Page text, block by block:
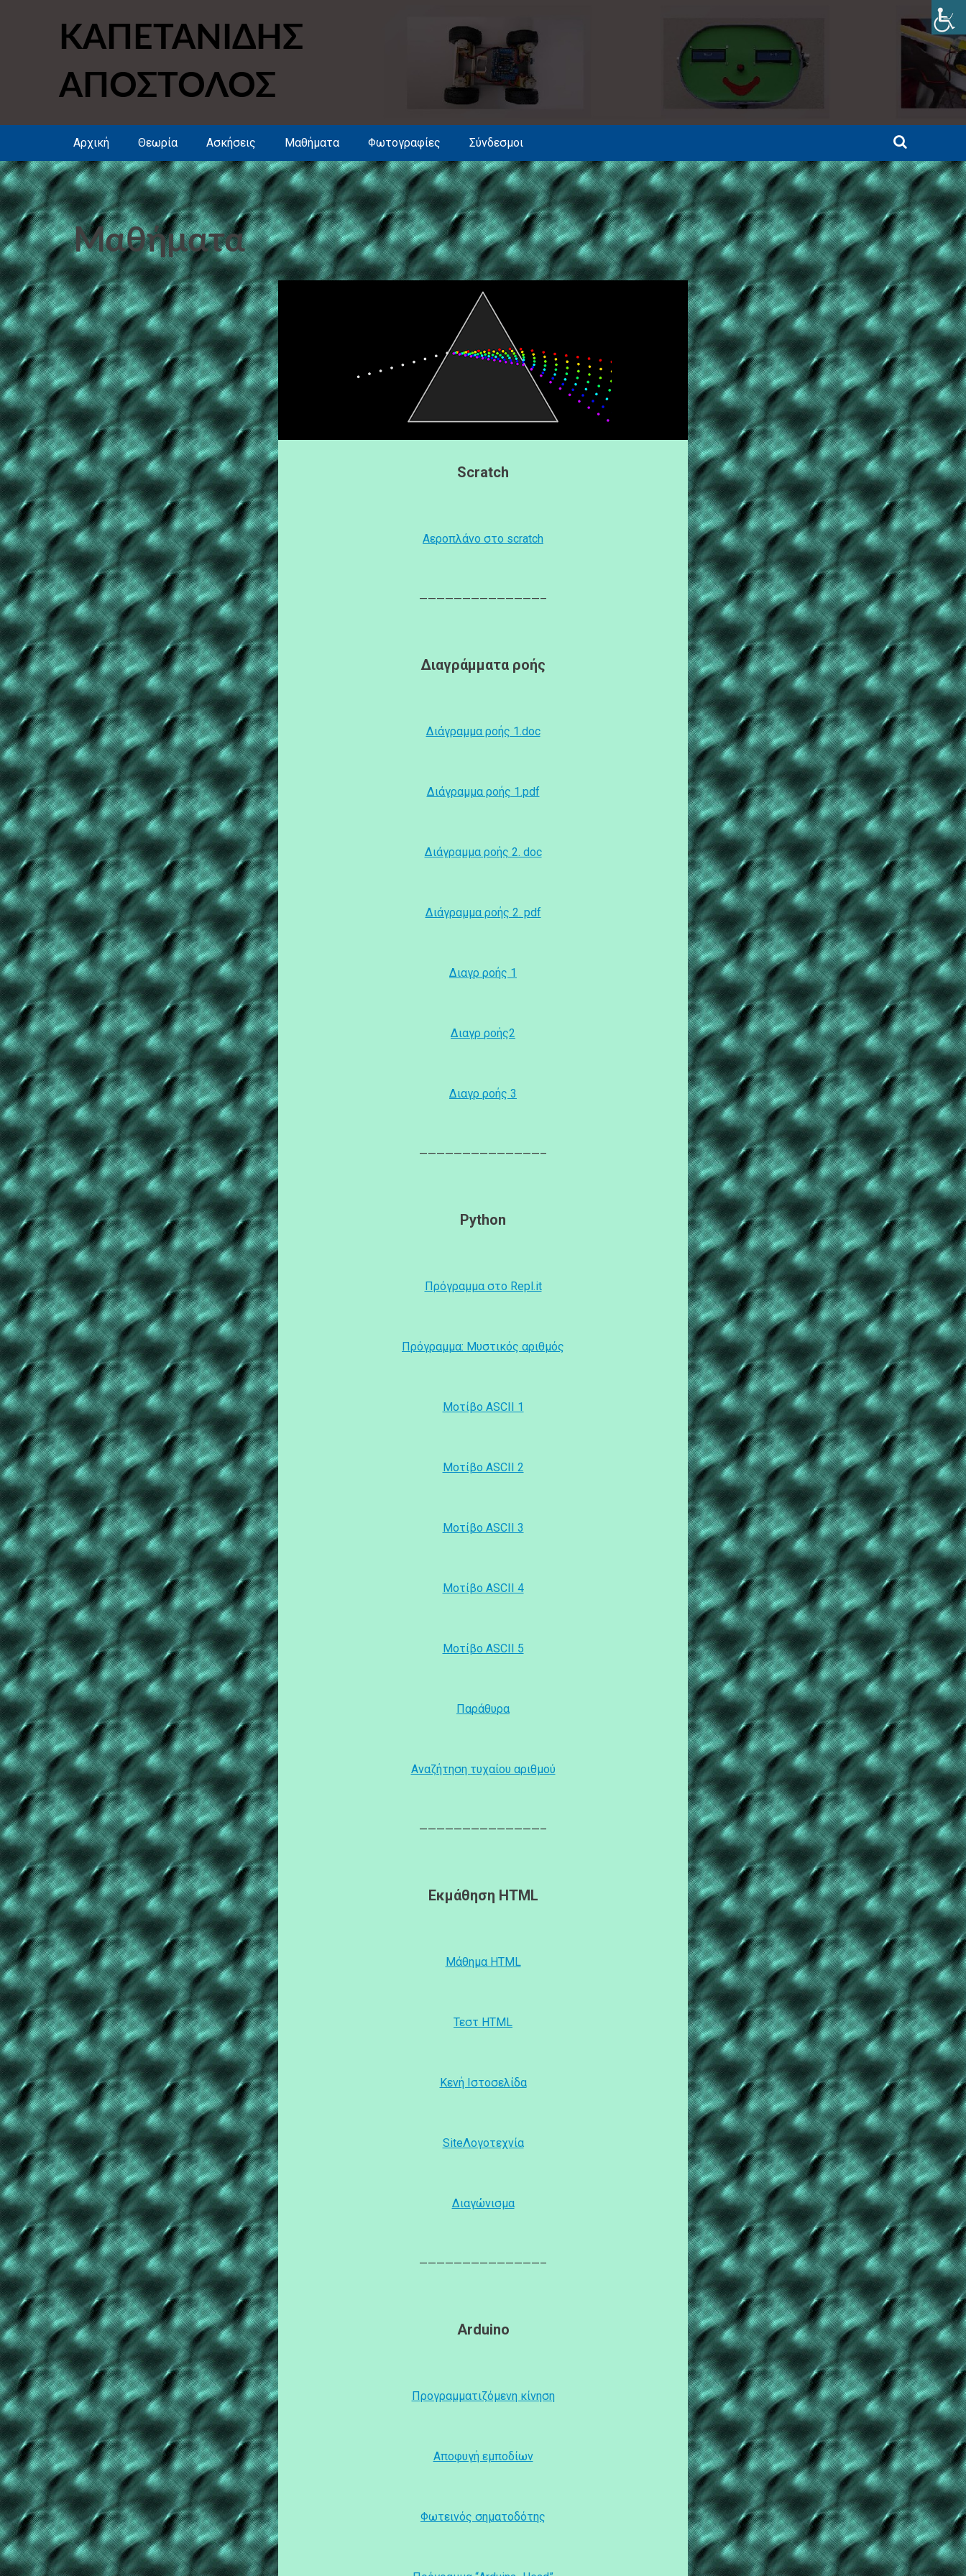
ΚΑΠΕΤΑΝΙΔΗΣ
ΑΠΟΣΤΟΛΟΣ
Αρχική Θεωρία Ασκήσεις Μαθήματα Φωτογραφίες Σύνδεσμοι
Μαθήματα
Scratch
Αεροπλάνο στο scratch
——————————————–
Διαγράμματα ροής
Διάγραμμα ροής 1.doc
Διάγραμμα ροής 1.pdf
Διάγραμμα ροής 2. doc
Διάγραμμα ροής 2. pdf
Διαγρ ροής 1
Διαγρ ροής2
Διαγρ ροής 3
——————————————–
Python
Πρόγραμμα στο Repl.it
Πρόγραμμα: Μυστικός αριθμός
Μοτίβο ASCII 1
Μοτίβο ASCII 2
Μοτίβο ASCII 3
Μοτίβο ASCII 4
Μοτίβο ASCII 5
Παράθυρα
Αναζήτηση τυχαίου αριθμού
——————————————–
Εκμάθηση HTML
Μάθημα HTML
Τεστ HTML
Κενή Ιστοσελίδα
SiteΛογοτεχνία
Διαγώνισμα
——————————————–
Arduino
Προγραμματιζόμενη κίνηση
Αποφυγή εμποδίων
Φωτεινός σηματοδότης